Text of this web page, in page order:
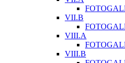
VII.B
VIII.A
VIII.B